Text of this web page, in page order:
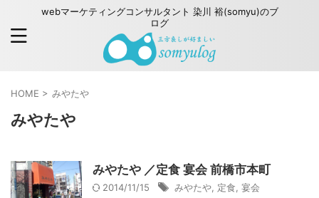
webマーケティングコンサルタント 染川 裕(somyu)のブ
ログ
HOME > みやたや
みやたや
みやたや ／定食 宴会 前橋市本町
2014/11/15 みやたや 定食 宴会